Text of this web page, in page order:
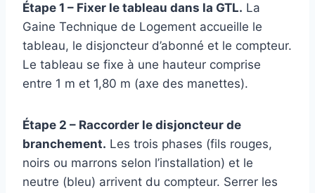
Étape 1 – Fixer le tableau dans la GTL. La
Gaine Technique de Logement accueille le
tableau, le disjoncteur d’abonné et le compteur.
Le tableau se fixe à une hauteur comprise
entre 1 m et 1,80 m (axe des manettes).
Étape 2 – Raccorder le disjoncteur de
branchement. Les trois phases (fils rouges,
noirs ou marrons selon l’installation) et le
neutre (bleu) arrivent du compteur. Serrer les